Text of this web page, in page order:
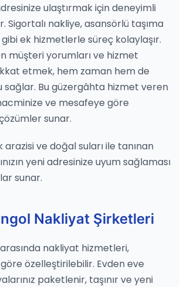
ulaştırmak için deneyimli
Sigortalı nakliye, asansörlü taşıma
ek hizmetlerle süreç kolaylaşır.
müşteri yorumları ve hizmet
etmek, hem zaman hem de
Bu güzergâhta hizmet veren
ve mesafeye göre
sunar.
arazisi ve doğal suları ile tanınan
yeni adresinize uyum sağlaması
sunar.
Nakliyat Şirketleri
nakliyat hizmetleri,
göre özelleştirilebilir. Evden eve
paketlenir, taşınır ve yeni